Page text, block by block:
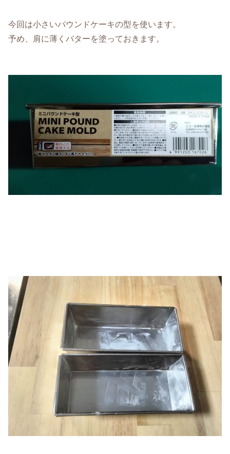
今回は小さいパウンドケーキの型を使います。
予め、肩に薄くバターを塗っておきます。